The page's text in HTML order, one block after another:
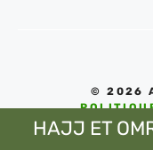
HAJJ ET
© 2026